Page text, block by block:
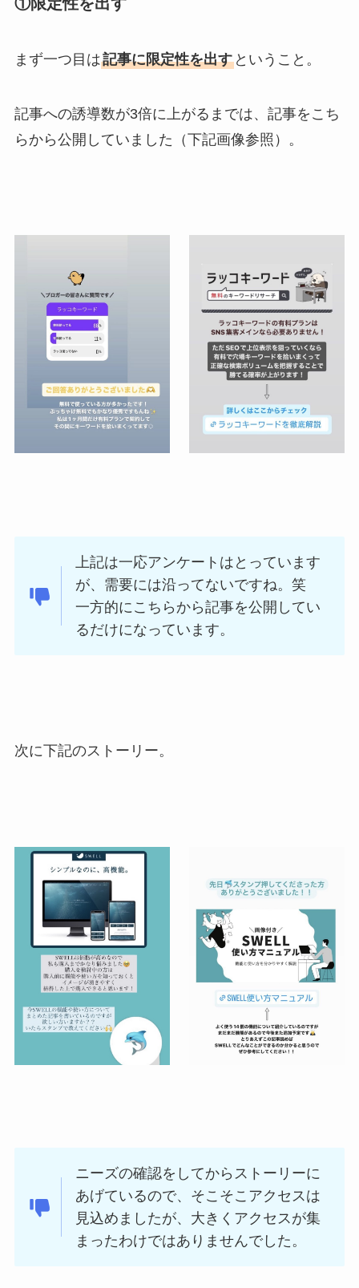
①限定性を出す
まず一つ目は記事に限定性を出すということ。
記事への誘導数が3倍に上がるまでは、記事をこち
らから公開していました（下記画像参照）。
上記は一応アンケートはとっています
が、需要には沿ってないですね。笑
一方的にこちらから記事を公開してい
るだけになっています。
次に下記のストーリー。
ニーズの確認をしてからストーリーに
あげているので、そこそこアクセスは
見込めましたが、大きくアクセスが集
まったわけではありませんでした。